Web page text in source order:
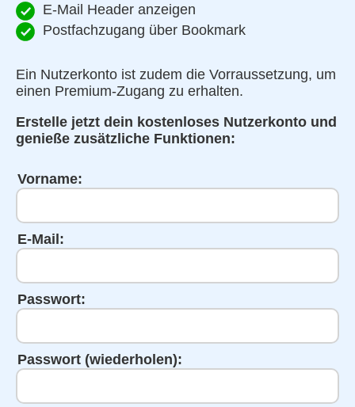
E-Mail Header anzeigen
Postfachzugang über Bookmark
Ein Nutzerkonto ist zudem die Vorraussetzung, um
einen Premium-Zugang zu erhalten.
Erstelle jetzt dein kostenloses Nutzerkonto und
genieße zusätzliche Funktionen:
Vorname:
E-Mail:
Passwort:
Passwort (wiederholen):